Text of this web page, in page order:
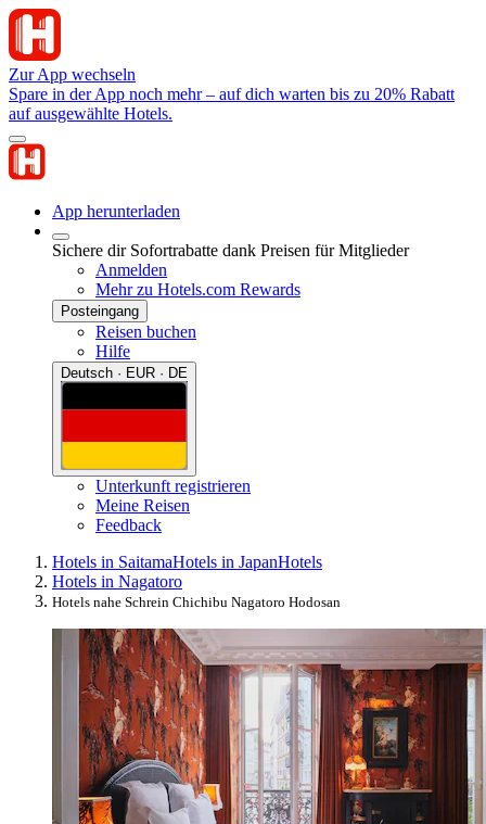
Zur App wechseln
Spare in der App noch mehr – auf dich warten bis zu 20% Rabatt
auf ausgewählte Hotels.
App herunterladen
Sichere dir Sofortrabatte dank Preisen für Mitglieder
Anmelden
Mehr zu Hotels.com Rewards
Posteingang
Reisen buchen
Hilfe
Deutsch · EUR · DE
Unterkunft registrieren
Meine Reisen
Feedback
Hotels in SaitamaHotels in JapanHotels
Hotels in Nagatoro
Hotels nahe Schrein Chichibu Nagatoro Hodosan